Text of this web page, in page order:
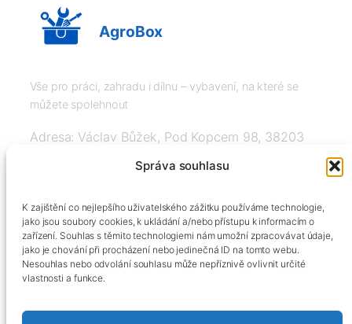
Správa souhlasu
K zajištění co nejlepšího uživatelského zážitku používáme technologie,
jako jsou soubory cookies, k ukládání a/nebo přístupu k informacím o
zařízení. Souhlas s těmito technologiemi nám umožní zpracovávat údaje,
jako je chování při procházení nebo jedinečná ID na tomto webu.
Nesouhlas nebo odvolání souhlasu může nepříznivě ovlivnit určité
vlastnosti a funkce.
AgroBox
Vše pro práci, zahradu i dílnu – vybavení, na které se
můžete spolehnout
Adresa: Václav Bůžek, Pod Kopcem 98, 38203
+420606334248, info@agrobox.cz